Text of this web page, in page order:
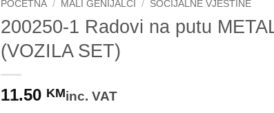
POČETNA / MALI GENIJALCI / SOCIJALNE VJEŠTINE
200250-1 Radovi na putu
(VOZILA SET)
11.50 KMinc. VAT